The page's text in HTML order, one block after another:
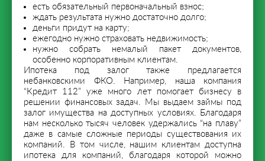
есть обязательный первоначальный взнос;
ждать результата нужно достаточно долго;
деньги придут на карту;
ежегодно нужно страховать недвижимость;
нужно собрать немалый пакет документов,
особенно корпоративным клиентам.
Ипотека под залог также предлагается
небанковскими ФКО. Например, наша компания
“Кредит 112” уже много лет помогает бизнесу в
решении финансовых задач. Мы выдаем займы под
залог имущества на доступных условиях. Благодаря
нам несколько тысяч человек удержались “на плаву”
даже в самые сложные периоды существования их
компаний. В том числе, нашим клиентам доступна
ипотека для компаний, благодаря которой можно